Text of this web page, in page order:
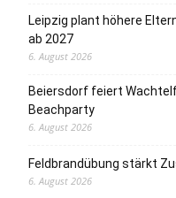
Leipzig plant höhere
ab 2027
6. August 2026
Beiersdorf feiert
Beachparty
6. August 2026
Feldbrandübung stärkt
6. August 2026